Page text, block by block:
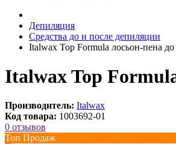
Депиляция
Средства до и после депиляции
Italwax Top Formula лосьон-пена
Italwax Top
Производитель: Italwax
Код товара: 1003692-01
0 отзывов
Топ Продаж